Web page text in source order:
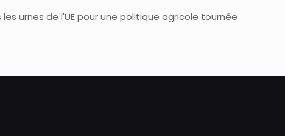
urnes de l'UE pour une politique agricole tournée